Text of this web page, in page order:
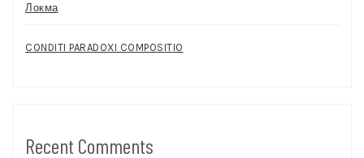
Локма
CONDITI PARADOXI COMPOSITIO
Recent Comments